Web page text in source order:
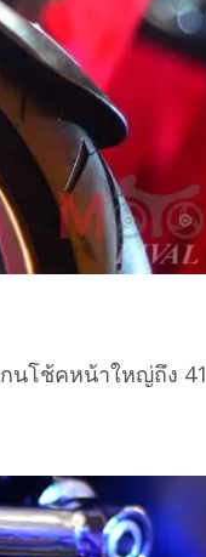
นโช้คหน้าใหญ่ถึง 41